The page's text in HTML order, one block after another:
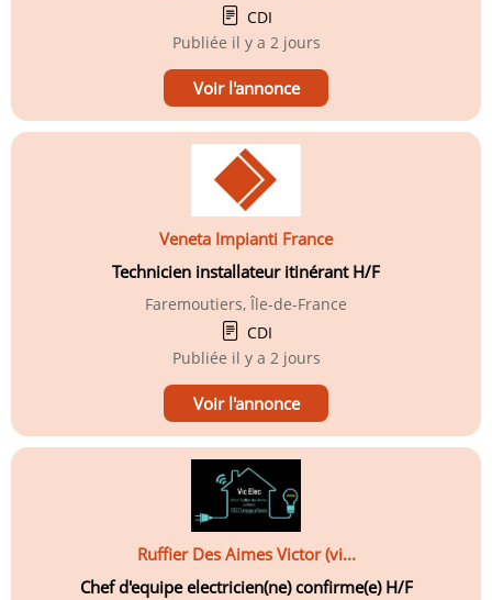
CDI
Publiée il y a 2 jours
Voir l'annonce
Veneta Impianti France
Technicien installateur itinérant H/F
Faremoutiers, Île-de-France
CDI
Publiée il y a 2 jours
Voir l'annonce
Ruffier Des Aimes Victor (vi...
Chef d'equipe electricien(ne) confirme(e) H/F